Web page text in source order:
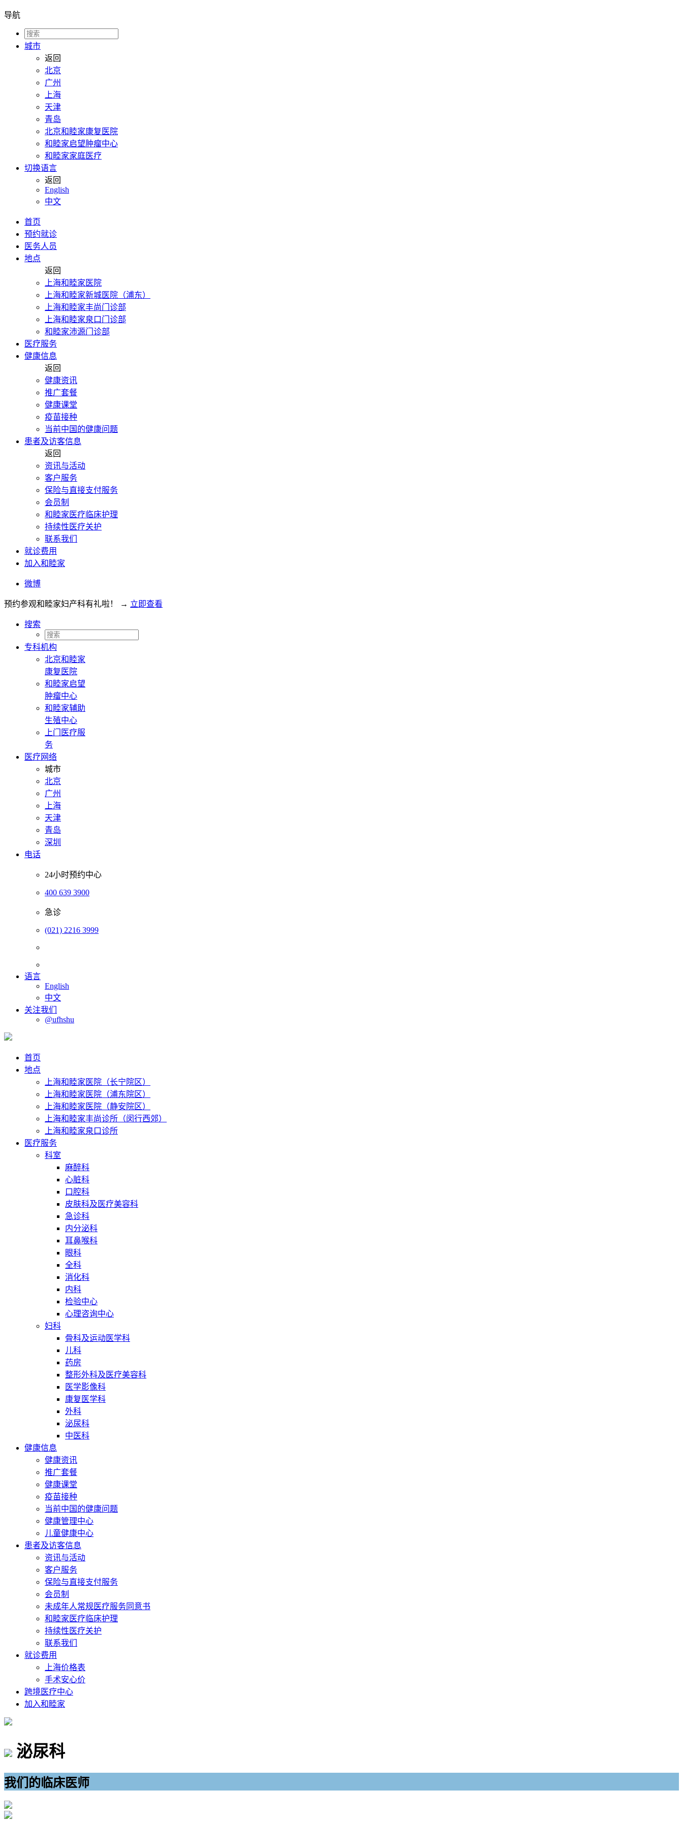
导航
城市
返回
北京
广州
上海
天津
青岛
北京和睦家康复医院
和睦家启望肿瘤中心
和睦家家庭医疗
切换语言
返回
English
中文
首页
预约就诊
医务人员
地点
返回
上海和睦家医院
上海和睦家新城医院（浦东）
上海和睦家丰尚门诊部
上海和睦家泉口门诊部
和睦家沛源门诊部
医疗服务
健康信息
返回
健康资讯
推广套餐
健康课堂
疫苗接种
当前中国的健康问题
患者及访客信息
返回
资讯与活动
客户服务
保险与直接支付服务
会员制
和睦家医疗临床护理
持续性医疗关护
联系我们
就诊费用
加入和睦家
微博
预约参观和睦家妇产科有礼啦！ → 立即查看
搜索
专科机构
北京和睦家
康复医院
和睦家启望
肿瘤中心
和睦家辅助
生殖中心
上门医疗服
务
医疗网络
城市
北京
广州
上海
天津
青岛
深圳
电话
24小时预约中心
400 639 3900
急诊
(021) 2216 3999
语言
English
中文
关注我们
@ufhshu
首页
地点
上海和睦家医院（长宁院区）
上海和睦家医院（浦东院区）
上海和睦家医院（静安院区）
上海和睦家丰尚诊所（闵行西郊）
上海和睦家泉口诊所
医疗服务
科室
麻醉科
心脏科
口腔科
皮肤科及医疗美容科
急诊科
内分泌科
耳鼻喉科
眼科
全科
消化科
内科
检验中心
心理咨询中心
妇科
骨科及运动医学科
儿科
药房
整形外科及医疗美容科
医学影像科
康复医学科
外科
泌尿科
中医科
健康信息
健康资讯
推广套餐
健康课堂
疫苗接种
当前中国的健康问题
健康管理中心
儿童健康中心
患者及访客信息
资讯与活动
客户服务
保险与直接支付服务
会员制
未成年人常规医疗服务同意书
和睦家医疗临床护理
持续性医疗关护
联系我们
就诊费用
上海价格表
手术安心价
跨境医疗中心
加入和睦家
泌尿科
我们的临床医师